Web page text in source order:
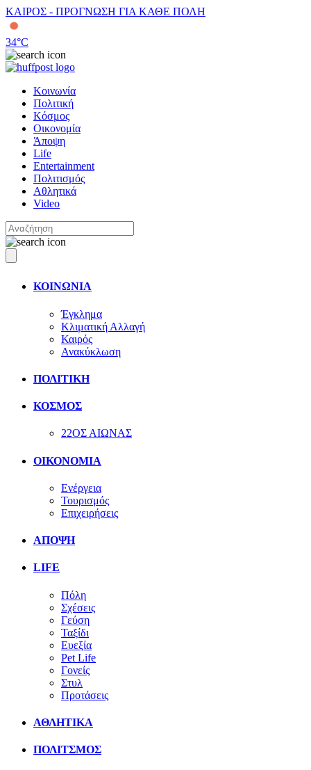
ΚΑΙΡΟΣ - ΠΡΟΓΝΩΣΗ ΓΙΑ ΚΑΘΕ ΠΟΛΗ
34°C
Κοινωνία
Πολιτική
Κόσμος
Οικονομία
Άποψη
Life
Entertainment
Πολιτισμός
Αθλητικά
Video
ΚΟΙΝΩΝΙΑ
Έγκλημα
Κλιματική Αλλαγή
Καιρός
Ανακύκλωση
ΠΟΛΙΤΙΚΗ
ΚΟΣΜΟΣ
22ΟΣ ΑΙΩΝΑΣ
ΟΙΚΟΝΟΜΙΑ
Ενέργεια
Τουρισμός
Επιχειρήσεις
ΑΠΟΨΗ
LIFE
Πόλη
Σχέσεις
Γεύση
Ταξίδι
Ευεξία
Pet Life
Γονείς
Στυλ
Προτάσεις
ΑΘΛΗΤΙΚΑ
ΠΟΛΙΤΣΜΟΣ